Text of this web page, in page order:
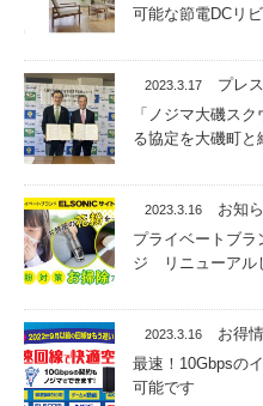
可能な節電DCリビ
2023.3.17
プレ
「ノジマ大磯ス
る協定を大磯町と
2023.3.16
お知
プライベートブ
ジ リニューアル
2023.3.16
お得
最速！10Gbpsの
可能です